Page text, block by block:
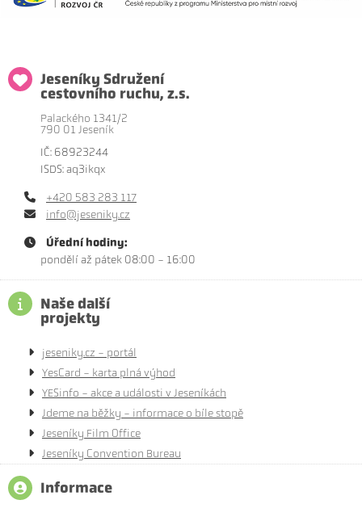
Jeseníky Sdružení
cestovního ruchu, z.s.
Palackého 1341/2
790 01 Jeseník
IČ: 68923244
ISDS: aq3ikqx
+420 583 283 117
info@jeseniky.cz
Úřední hodiny:
pondělí až pátek 08:00 - 16:00
Naše další
projekty
jeseniky.cz - portál
YesCard - karta plná výhod
YESinfo - akce a události v Jeseníkách
Jdeme na běžky - informace o bíle stopě
Jeseníky Film Office
Jeseníky Convention Bureau
Informace